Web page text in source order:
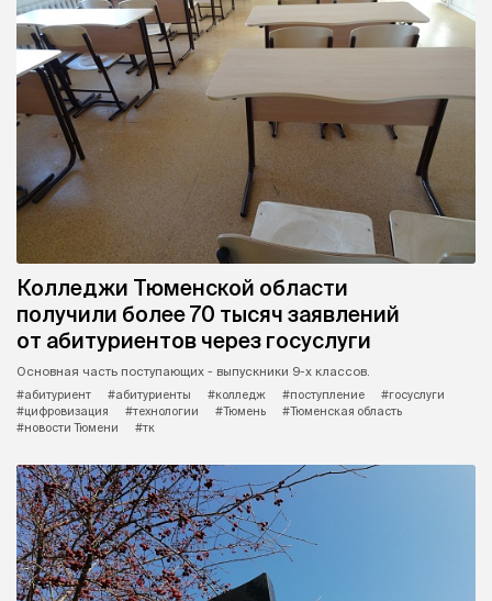
Колледжи Тюменской области
получили более 70 тысяч заявлений
от абитуриентов через госуслуги
Основная часть поступающих - выпускники 9-х классов.
#абитуриент
#абитуриенты #колледж #поступление
#госуслуги
#цифровизация
#технологии #Тюмень
#Тюменская область
#новости Тюмени
#тк